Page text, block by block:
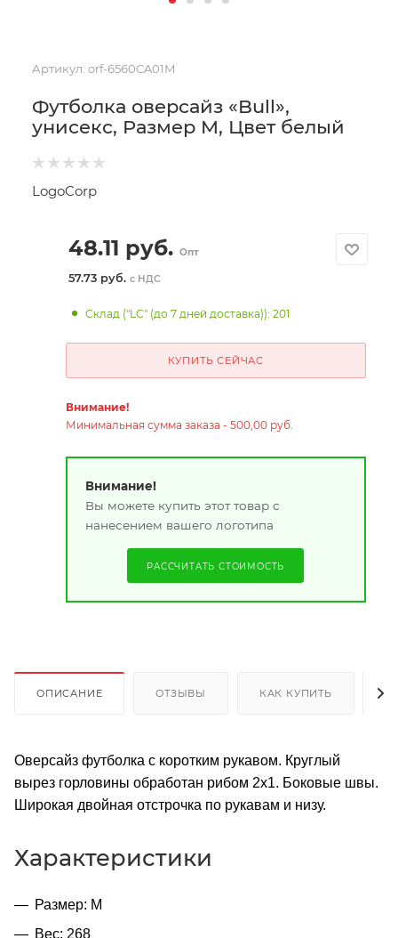
Артикул: orf-6560CA01M
Футболка оверсайз «Bull»,
унисекс, Размер M, Цвет белый
LogoCorp
48.11 руб. Опт
57.73 руб. с НДС
Склад ("LC" (до 7 дней доставка)): 201
КУПИТЬ СЕЙЧАС
Внимание!
Минимальная сумма заказа - 500,00 руб.
Внимание!
Вы можете купить этот товар с
нанесением вашего логотипа
РАССЧИТАТЬ СТОИМОСТЬ
ОПИСАНИЕ ОТЗЫВЫ КАК КУПИТЬ
Оверсайз футболка с коротким рукавом. Круглый
вырез горловины обработан рибом 2х1. Боковые швы.
Широкая двойная отстрочка по рукавам и низу.
Характеристики
Размер: M
Вес: 268